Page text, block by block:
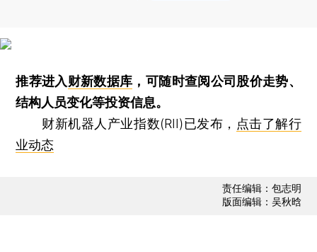
推荐进入财新数据库 ，可随时查阅公司股价走势、
结构人员变化等投资信息。
财新机器人产业指数(RII)已发布， 点击了解行
业动态
责任编辑：包志明
版面编辑：吴秋晗